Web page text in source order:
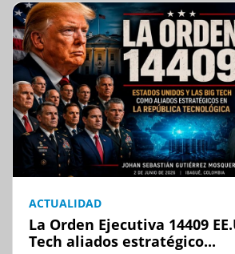
ACTUALIDAD
La Orden Ejecutiva 14409
Tech aliados estratégico...